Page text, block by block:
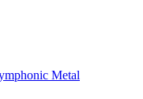
Metal